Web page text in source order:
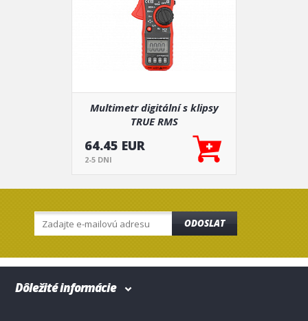
Multimetr digitální s klipsy
TRUE RMS
64.45 EUR
2-5 DNI
ODOSLAT
Dôležité informácie